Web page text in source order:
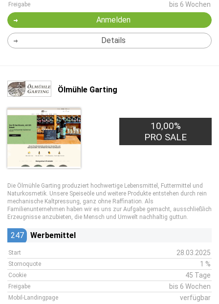
Freigabe bis 6 Wochen
Anmelden
Details
Ölmühle Garting
10,00%
PRO SALE
Die Ölmühle Garting produziert hochwertige Lebensmittel, Futtermittel und
Naturkosmetik. Unsere Speiseöle und weitere Produkte entstehen durch rein
mechanische Kaltpressung, ganz ohne Raffination. Als
Familienunternehmen haben wir es uns zur Aufgabe gemacht, ausschließlich
Erzeugnisse anzubieten, die Mensch und Umwelt nachhaltig guttun.
247 Werbemittel
Start 28.03.2025
Stornoquote 1 %
Cookie 45 Tage
Freigabe bis 6 Wochen
Mobil-Landingpage verfügbar